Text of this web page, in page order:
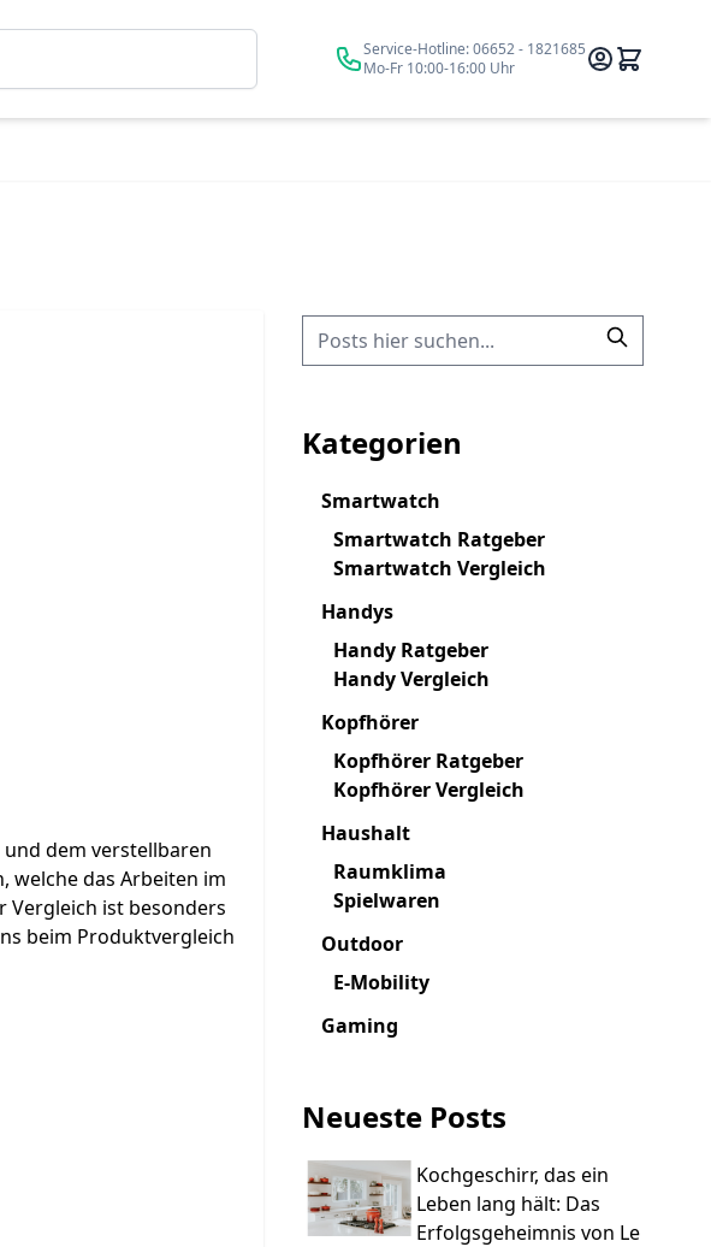
Suche Service-Hotline:06652 - 1821685
Mo-Fr 10:00-16:00 Uhr
dem verstellbaren
welche das Arbeiten im
Vergleich ist besonders
beim Produktvergleich
Kategorien
Smartwatch
Smartwatch Ratgeber
Smartwatch Vergleich
Handys
Handy Ratgeber
Handy Vergleich
Kopfhörer
Kopfhörer Ratgeber
Kopfhörer Vergleich
Haushalt
Raumklima
Spielwaren
Outdoor
E-Mobility
Gaming
Neueste Posts
Kochgeschirr, das ein
Leben lang hält: Das
Erfolgsgeheimnis von Le